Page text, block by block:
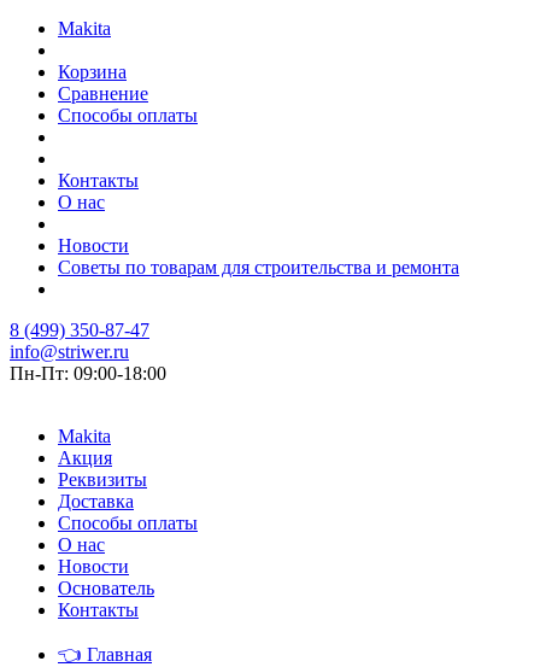
Makita
Корзина
Сравнение
Способы оплаты
Контакты
О нас
Новости
Советы по товарам для строительства и ремонта
8 (499) 350-87-47
info@striwer.ru
Пн-Пт: 09:00-18:00
Makita
Акция
Реквизиты
Доставка
Способы оплаты
О нас
Новости
Основатель
Контакты
👈 Главная